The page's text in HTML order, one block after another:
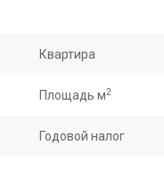
Квартира
Площадь м2
Годовой налог